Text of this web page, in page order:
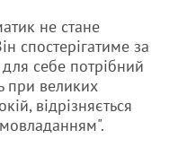
не стане
спостерігатиме за
себе потрібний
при великих
відрізняється